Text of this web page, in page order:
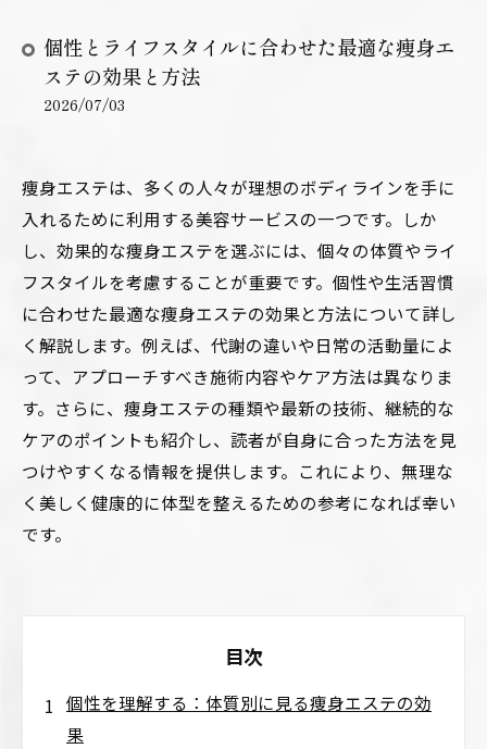
個性とライフスタイルに合わせた最適な痩身エ
ステの効果と方法
2026/07/03
痩身エステは、多くの人々が理想のボディラインを手に
入れるために利用する美容サービスの一つです。しか
し、効果的な痩身エステを選ぶには、個々の体質やライ
フスタイルを考慮することが重要です。個性や生活習慣
に合わせた最適な痩身エステの効果と方法について詳し
く解説します。例えば、代謝の違いや日常の活動量によ
って、アプローチすべき施術内容やケア方法は異なりま
す。さらに、痩身エステの種類や最新の技術、継続的な
ケアのポイントも紹介し、読者が自身に合った方法を見
つけやすくなる情報を提供します。これにより、無理な
く美しく健康的に体型を整えるための参考になれば幸い
です。
目次
個性を理解する：体質別に見る痩身エステの効
果